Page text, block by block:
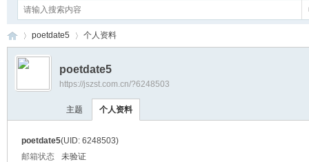
›
poetdate5 个人资料
poetdate5
https://jszst.com.cn/?6248503
主题 个人资料
poetdate5(UID: 6248503)
邮箱状态
未验证